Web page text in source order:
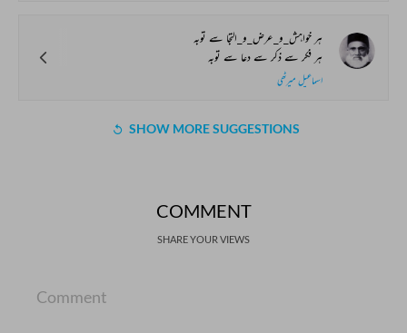
ہر خواہش_و_عرض_و_التجا سے توبہ
ہر فکر سے ذکر سے دعا سے توبہ
اسماعیل میرٹھی
SHOW MORE SUGGESTIONS
COMMENT
SHARE YOUR VIEWS
Comment